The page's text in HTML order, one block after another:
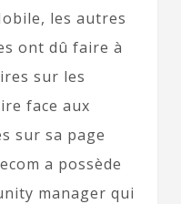
les autres
ont dû faire à
sur les
face aux
sur sa page
a possède
manager qui